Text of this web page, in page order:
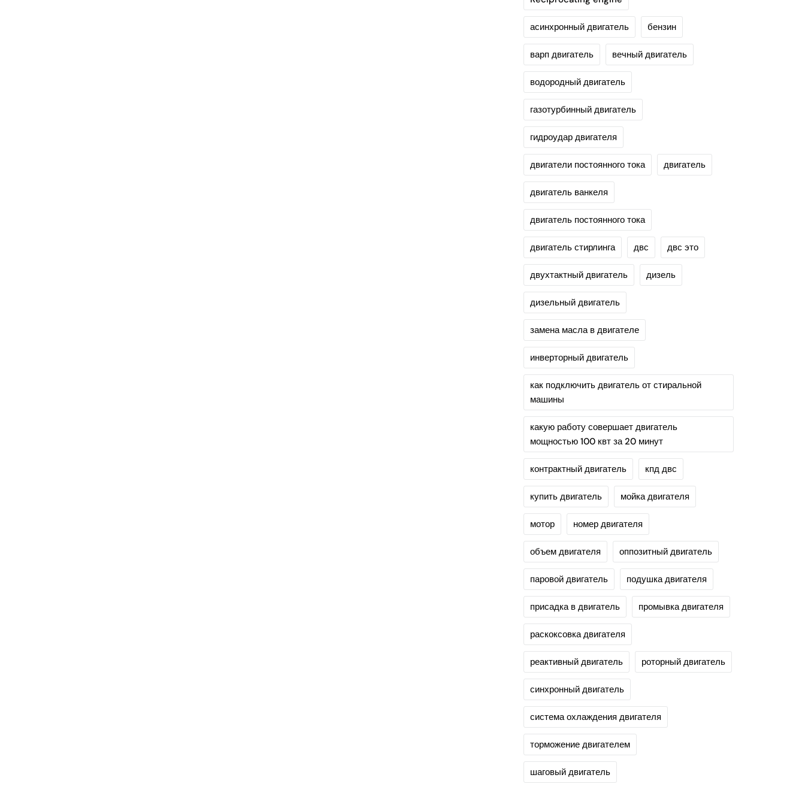
асинхронный двигатель бензин
варп двигатель вечный двигатель
водородный двигатель
газотурбинный двигатель
гидроудар двигателя
двигатели постоянного тока двигатель
двигатель ванкеля
двигатель постоянного тока
двигатель стирлинга двс двс это
двухтактный двигатель дизель
дизельный двигатель
замена масла в двигателе
инверторный двигатель
как подключить двигатель от стиральной
машины
какую работу совершает двигатель
мощностью 100 квт за 20 минут
контрактный двигатель кпд двс
купить двигатель мойка двигателя
мотор номер двигателя
объем двигателя оппозитный двигатель
паровой двигатель подушка двигателя
присадка в двигатель промывка двигателя
раскоксовка двигателя
реактивный двигатель роторный двигатель
синхронный двигатель
система охлаждения двигателя
торможение двигателем
шаговый двигатель